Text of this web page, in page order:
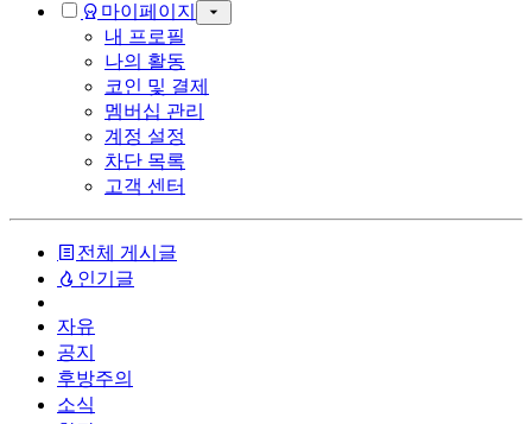
마이페이지
내 프로필
나의 활동
코인 및 결제
멤버십 관리
계정 설정
차단 목록
고객 센터
전체 게시글
인기글
자유
공지
후방주의
소식